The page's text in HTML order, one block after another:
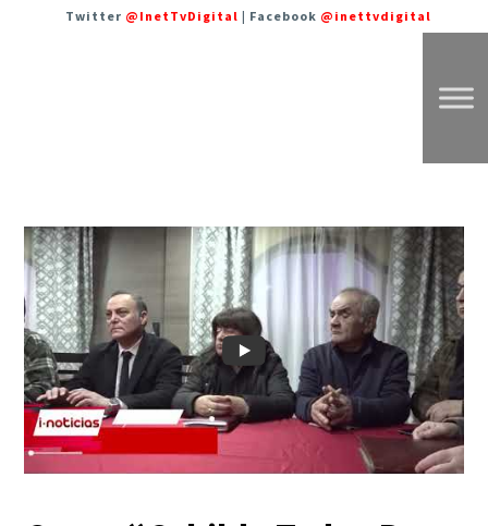
Twitter @InetTvDigital | Facebook @inettvdigital